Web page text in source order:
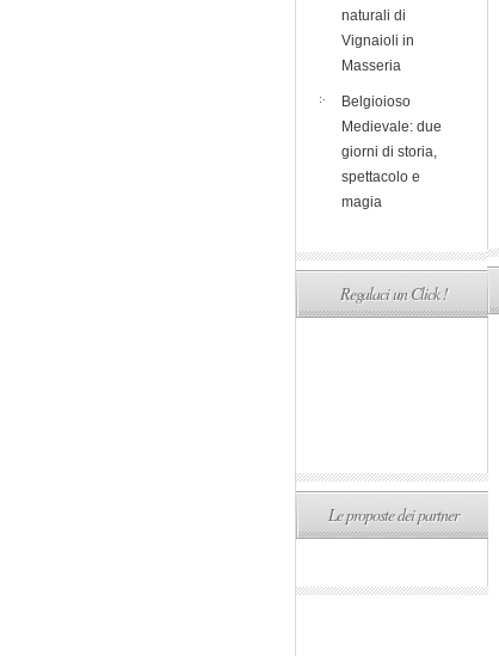
naturali di
Vignaioli in
Masseria
Belgioioso
Medievale: due
giorni di storia,
spettacolo e
magia
Regalaci un Click !
Le proposte dei partner